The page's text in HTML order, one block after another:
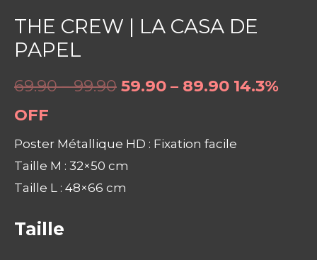
THE CREW | LA CASA DE
PAPEL
69.90 – 99.90 59.90 – 89.90 14.3%
OFF
Poster Métallique HD : Fixation facile
Taille M : 32×50 cm
Taille L : 48×66 cm
Taille